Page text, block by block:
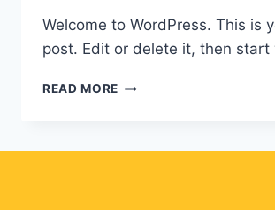
Welcome to WordPress. This is
post. Edit or delete it, then start
READ MORE HELLO